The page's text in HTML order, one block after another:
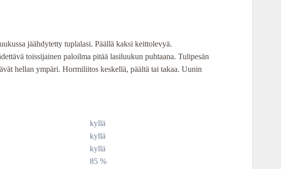
jäähdytetty tuplalasi. Päällä kaksi keittolevyä.
toissijainen paloilma pitää lasiluukun puhtaana. Tulipesän
hellan ympäri. Hormiliitos keskellä, päältä tai takaa. Uunin
kyllä
kyllä
kyllä
85 %